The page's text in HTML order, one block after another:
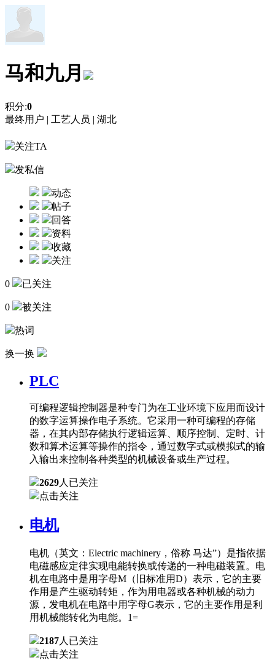
马和九月
积分:0
最终用户 | 工艺人员 | 湖北
关注TA
发私信
动态
帖子
回答
资料
收藏
关注
0 已关注
0 被关注
热词
换一换
PLC
可编程逻辑控制器是种专门为在工业环境下应用而设计
的数字运算操作电子系统。它采用一种可编程的存储
器，在其内部存储执行逻辑运算、顺序控制、定时、计
数和算术运算等操作的指令，通过数字式或模拟式的输
入输出来控制各种类型的机械设备或生产过程。
2629人已关注
点击关注
电机
电机（英文：Electric machinery，俗称 马达”）是指依据
电磁感应定律实现电能转换或传递的一种电磁装置。电
机在电路中是用字母M（旧标准用D）表示，它的主要
作用是产生驱动转矩，作为用电器或各种机械的动力
源，发电机在电路中用字母G表示，它的主要作用是利
用机械能转化为电能。1=
2187人已关注
点击关注